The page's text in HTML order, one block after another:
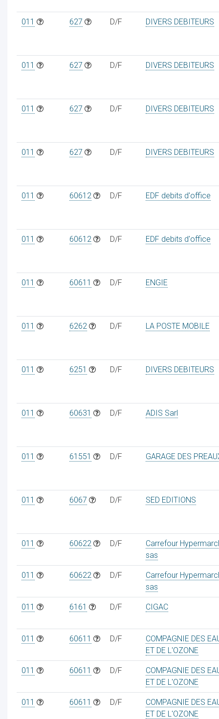
011 627 D/F DIVERS DEBITEURS
011 627 D/F DIVERS DEBITEURS
011 627 D/F DIVERS DEBITEURS
011 627 D/F DIVERS DEBITEURS
011 60612 D/F EDF debits d'office
011 60612 D/F EDF debits d'office
011 60611 D/F ENGIE
011 6262 D/F LA POSTE MOBILE
011 6251 D/F DIVERS DEBITEURS
011 60631 D/F ADIS Sarl
011 61551 D/F GARAGE DES
011 6067 D/F SED EDITIONS
011 60622 D/F
Carrefour
sas
011 60622 D/F
Carrefour
sas
011 6161 D/F CIGAC
011 60611 D/F
COMPAGNIE DES
ET DE L'OZONE
011 60611 D/F
COMPAGNIE DES
ET DE L'OZONE
011 60611 D/F
COMPAGNIE DES
ET DE L'OZONE